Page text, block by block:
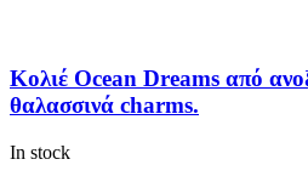
Κολιέ Ocean Dreams από
θαλασσινά charms.
In stock